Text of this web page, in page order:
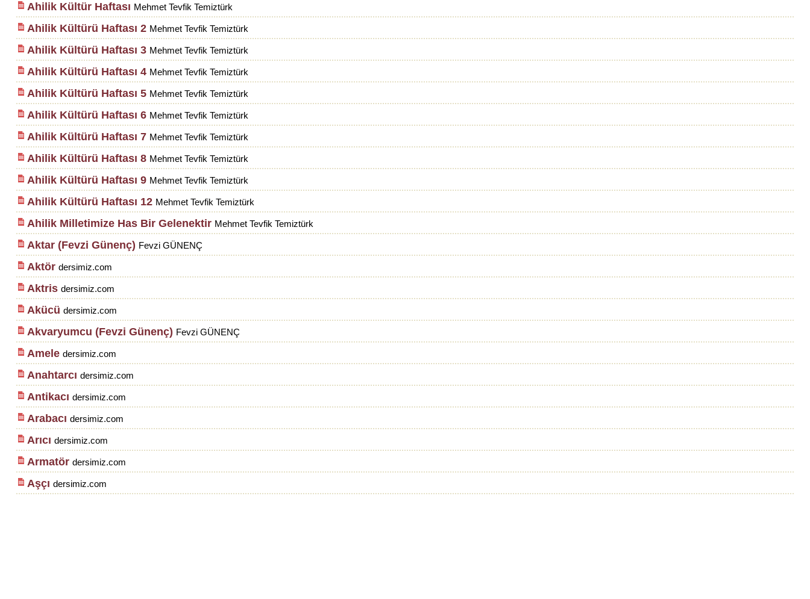
Ahilik Kültür Haftası Mehmet Tevfik Temiztürk
Ahilik Kültürü Haftası 2 Mehmet Tevfik Temiztürk
Ahilik Kültürü Haftası 3 Mehmet Tevfik Temiztürk
Ahilik Kültürü Haftası 4 Mehmet Tevfik Temiztürk
Ahilik Kültürü Haftası 5 Mehmet Tevfik Temiztürk
Ahilik Kültürü Haftası 6 Mehmet Tevfik Temiztürk
Ahilik Kültürü Haftası 7 Mehmet Tevfik Temiztürk
Ahilik Kültürü Haftası 8 Mehmet Tevfik Temiztürk
Ahilik Kültürü Haftası 9 Mehmet Tevfik Temiztürk
Ahilik Kültürü Haftası 12 Mehmet Tevfik Temiztürk
Ahilik Milletimize Has Bir Gelenektir Mehmet Tevfik Temiztürk
Aktar (Fevzi Günenç) Fevzi GÜNENÇ
Aktör dersimiz.com
Aktris dersimiz.com
Akücü dersimiz.com
Akvaryumcu (Fevzi Günenç) Fevzi GÜNENÇ
Amele dersimiz.com
Anahtarcı dersimiz.com
Antikacı dersimiz.com
Arabacı dersimiz.com
Arıcı dersimiz.com
Armatör dersimiz.com
Aşçı dersimiz.com